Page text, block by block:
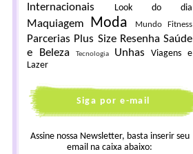
Internacionais
Look do dia
Maquiagem Moda Mundo Fitness
Parcerias Plus Size Resenha Saúde
e Beleza
Tecnologia Unhas
Viagens e
Lazer
Siga por e-mail
Assine nossa Newsletter, basta inserir seu
email na caixa abaixo: